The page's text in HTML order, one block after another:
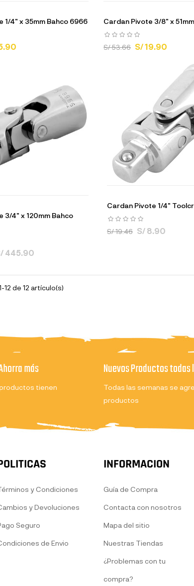
1/4" x 35mm Bahco 6966 Cardan Pivote 3/8" x
S/ 53.66 S/ 19.90
3/4" x 120mm Bahco
445.90
Cardan Pivote 1/4"
S/ 19.46 S/ 8.90
12 de 12 artículo(s)
más
tienen
Nuevos Productos todas
Todas las semanas se
productos
y Condiciones
y Devoluciones
Seguro
de Envio
INFORMACION
Guía de Compra
Contacta con nosotros
Mapa del sitio
Nuestras Tiendas
¿Problemas con tu
compra?